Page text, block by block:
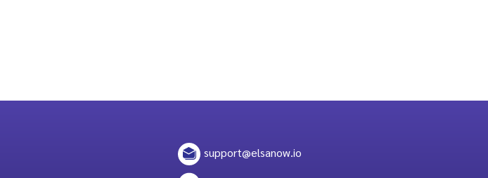
support@elsanow.io